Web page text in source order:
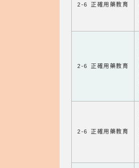
2-6 正確用藥教育
2-6 正確用藥教育
2-6 正確用藥教育